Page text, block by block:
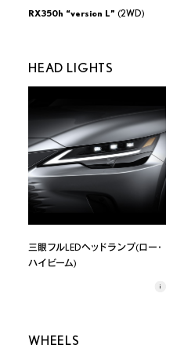
RX350 “F SPORT”(AWD)
RX350h “version L” (2WD)
HEAD LIGHTS
三眼フルLEDヘッドランプ(ロー・
ハイビーム)
WHEELS